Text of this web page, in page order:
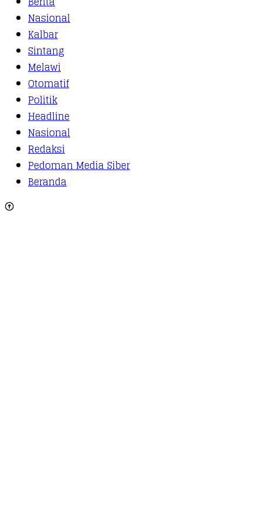
Nasional
Kalbar
Sintang
Melawi
Otomatif
Politik
Headline
Nasional
Redaksi
Pedoman Media Siber
Beranda